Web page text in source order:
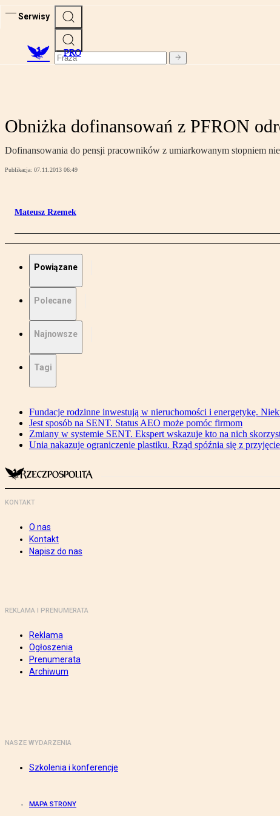
Serwisy
PRO
Obniżka dofinansowań z PFRON
Dofinansowania do pensji pracowników z umiarkowanym stopniem
Publikacja: 07.11.2013 06:49
Mateusz Rzemek
Powiązane
Polecane
Najnowsze
Tagi
Fundacje rodzinne inwestują w nieruchomości i energetykę.
Jest sposób na SENT. Status AEO może pomóc firmom
Zmiany w systemie SENT. Ekspert wskazuje kto na nich
Unia nakazuje ograniczenie plastiku. Rząd spóźnia się z
KONTAKT
O nas
Kontakt
Napisz do nas
REKLAMA I PRENUMERATA
Reklama
Ogłoszenia
Prenumerata
Archiwum
NASZE WYDARZENIA
Szkolenia i konferencje
MAPA STRONY